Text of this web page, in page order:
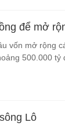
để mở
vốn mở rộng
500.000
Lô